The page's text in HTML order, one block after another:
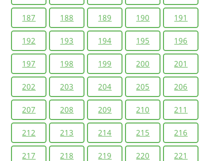
187 188 189 190 191
192 193 194 195 196
197 198 199 200 201
202 203 204 205 206
207 208 209 210 211
212 213 214 215 216
217 218 219 220 221